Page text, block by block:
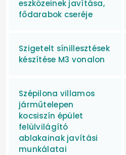
eszközeinek javítása,
fődarabok cseréje
Szigetelt sínillesztések
készítése M3 vonalon
Szépilona villamos
járműtelepen
kocsiszín épület
felülvilágító
ablakainak javítási
munkálatai